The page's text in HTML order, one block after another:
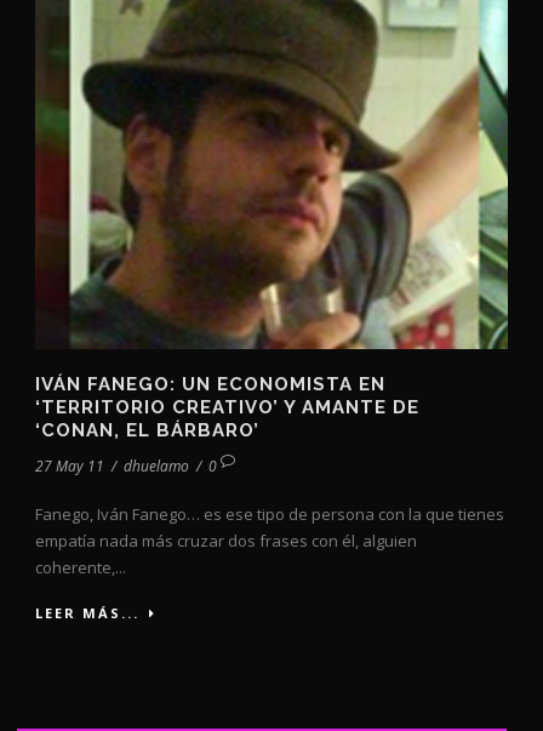
IVÁN FANEGO: UN ECONOMISTA EN
‘TERRITORIO CREATIVO’ Y AMANTE DE
‘CONAN, EL BÁRBARO’
27 May 11 / dhuelamo / 0
Fanego, Iván Fanego… es ese tipo de persona con la que tienes
empatía nada más cruzar dos frases con él, alguien
coherente,...
LEER MÁS...